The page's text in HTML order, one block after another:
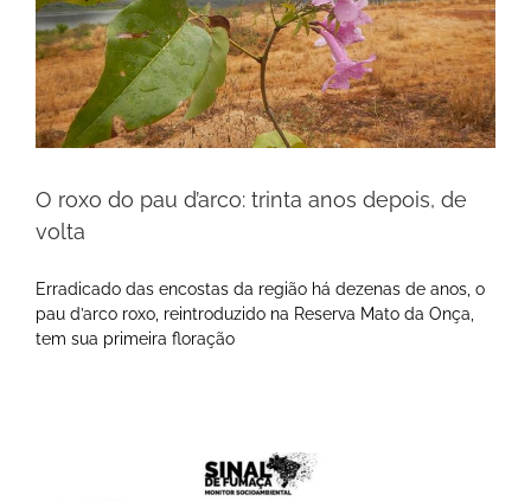
O roxo do pau d’arco: trinta anos depois, de
volta
Erradicado das encostas da região há dezenas de anos, o
pau d’arco roxo, reintroduzido na Reserva Mato da Onça,
tem sua primeira floração